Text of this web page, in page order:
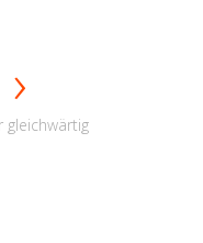
gleichwärtig